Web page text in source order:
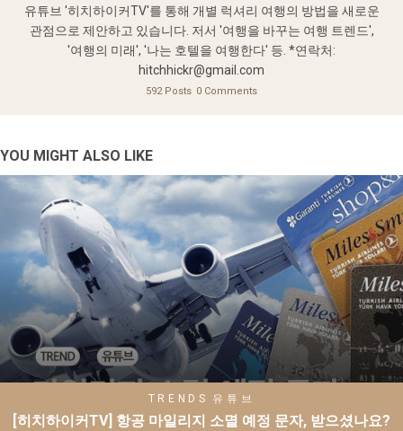
유튜브 '히치하이커TV'를 통해 개별 럭셔리 여행의 방법을 새로운
관점으로 제안하고 있습니다. 저서 '여행을 바꾸는 여행 트렌드',
'여행의 미래', '나는 호텔을 여행한다' 등. *연락처:
hitchhickr@gmail.com
592 Posts 0 Comments
YOU MIGHT ALSO LIKE
TRENDS 유튜브
[히치하이커TV] 항공 마일리지 소멸 예정 문자, 받으셨나요?